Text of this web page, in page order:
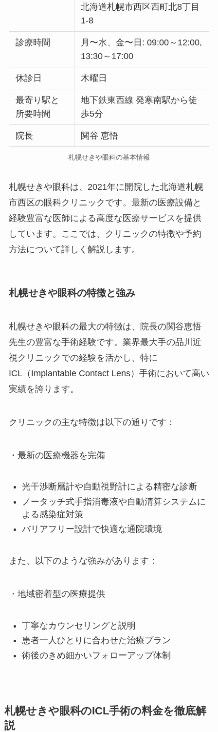
北海道札幌市西区西町北8丁目
1-8
診療時間
月〜水、金〜日: 09:00～12:00,
13:30～17:00
休診日 木曜日
最寄り駅と
所要時間
地下鉄東西線 発寒南駅から徒
歩5分
院長 関谷 恵悟
札幌せきや眼科の基本情報
札幌せきや眼科は、2021年に開院した北海道札幌
市西区の眼科クリニックです。最新の医療設備と
経験豊富な医師による高度な医療サービスを提供
しています。ここでは、クリニックの特徴や予約
方法について詳しく解説します。
札幌せきや眼科の特徴と強み
札幌せきや眼科の最大の特徴は、院長の関谷恵悟
先生の豊富な手術経験です。業界最大手の品川近
視クリニックでの経験を活かし、特に
ICL（Implantable Contact Lens）手術において高い
実績を誇ります。
クリニックの主な特徴は以下の通りです：
・最新の医療機器を完備
光干渉断層計や自動視野計による精密な診断
ノータッチ式手指消毒液や自動清算システムに
よる感染症対策
バリアフリー設計で快適な通院環境
また、以下のような強みがあります：
・地域密着型の医療提供
丁寧なカウンセリングと説明
患者一人ひとりに合わせた治療プラン
術後のきめ細かいフォローアップ体制
札幌せきや眼科のICL手術の料金を徹底解
説